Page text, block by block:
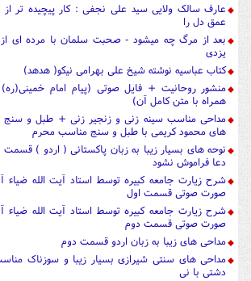
عارف سالک ولایی سید علی نجفی : کار پیچیده تر از
عمق دل را
بعد از مرگ چه میشود - صحبت سلمان با مرده ای
یزدی
کتاب عباسیه نوشته شیخ علی بهرامی نیکو( هدهد)
منشور روحانیت + فایل صوتی (پیام امام
همراه با متن کامل آن)
مداحی مناسب سینه زنی و زنجیر زنی + طبل و
های محمود کریمی با طبل و سنج مناسب محرم
نوحه های بسیار زیبا به زبان پاکستانی ( اردو )
دعا فراموش نشود
صورت صوتی قسمت اول
صورت صوتی قسمت دوم
مداحی های زیبا به زبان اردو قسمت دوم
مداحی های سنتی شیرازی بسیار زیبا و سوزناک
دشتی با نی